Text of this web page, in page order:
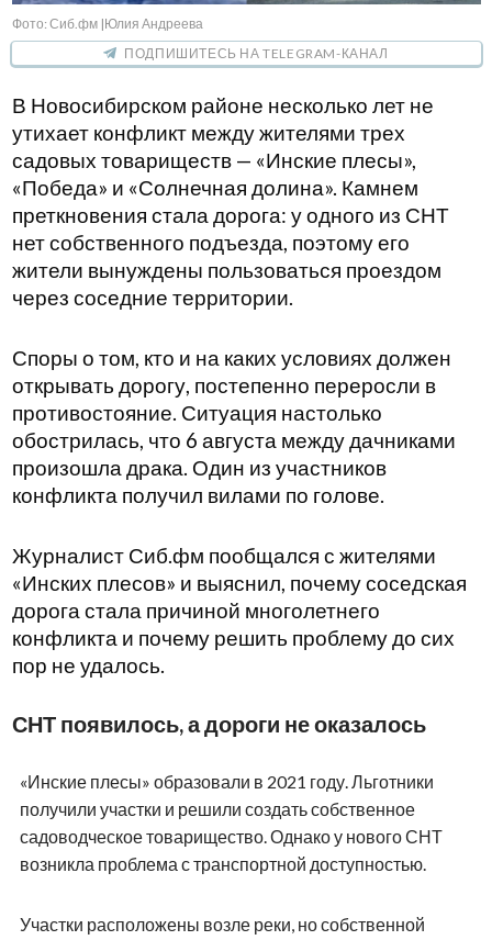
Фото: Сиб.фм |Юлия Андреева
ПОДПИШИТЕСЬ НА TELEGRAM-КАНАЛ
В Новосибирском районе несколько лет не
утихает конфликт между жителями трех
садовых товариществ — «Инские плесы»,
«Победа» и «Солнечная долина». Камнем
преткновения стала дорога: у одного из СНТ
нет собственного подъезда, поэтому его
жители вынуждены пользоваться проездом
через соседние территории.
Споры о том, кто и на каких условиях должен
открывать дорогу, постепенно переросли в
противостояние. Ситуация настолько
обострилась, что 6 августа между дачниками
произошла драка. Один из участников
конфликта получил вилами по голове.
Журналист Сиб.фм пообщался с жителями
«Инских плесов» и выяснил, почему соседская
дорога стала причиной многолетнего
конфликта и почему решить проблему до сих
пор не удалось.
СНТ появилось, а дороги не оказалось
«Инские плесы» образовали в 2021 году. Льготники
получили участки и решили создать собственное
садоводческое товарищество. Однако у нового СНТ
возникла проблема с транспортной доступностью.
Участки расположены возле реки, но собственной